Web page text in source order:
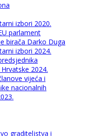
izbori 2020.
parlament
birača Darko Duga
izbori 2024.
2024.
vijeća i
nacionalnih
graditeljstva i